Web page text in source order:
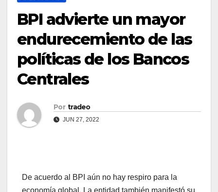
BPI advierte un mayor
endurecemiento de las
políticas de los Bancos
Centrales
Por tradeo
JUN 27, 2022
De acuerdo al BPI aún no hay respiro para la